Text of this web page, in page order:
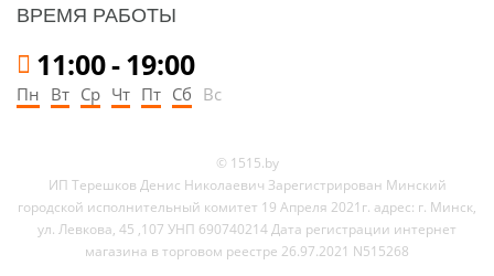
ВРЕМЯ РАБОТЫ
11:00-19:00
Пн Вт Ср Чт Пт Сб Вс
© 1515.by
ИП Терешков Денис Николаевич Зарегистрирован Минский
городской исполнительный комитет 19 Апреля 2021г. адрес: г. Минск,
ул. Левкова, 45 ,107 УНП 690740214 Дата регистрации интернет
магазина в торговом реестре 26.97.2021 N515268